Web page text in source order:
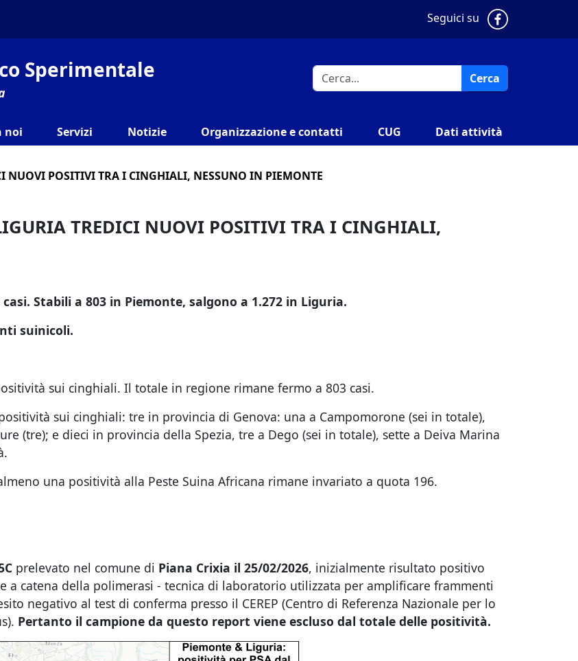
Seguici su Pagina
Sperimentale Cerca
noi Servizi Notizie Organizzazione e contatti CUG
Dati attività
NUOVI POSITIVI TRA I CINGHIALI, NESSUNO IN PIEMONTE
TREDICI NUOVI POSITIVI TRA I CINGHIALI,
Stabili a 803 in Piemonte, salgono a 1.272 in Liguria.
suinicoli.
sui cinghiali. Il totale in regione rimane fermo a 803 casi.
sui cinghiali: tre in provincia di Genova: una a Campomorone (sei in totale),
(tre); e dieci in provincia della Spezia, tre a Dego (sei in totale), sette a Deiva Marina
una positività alla Peste Suina Africana rimane invariato a quota 196.
prelevato nel comune di Piana Crixia il 25/02/2026, inizialmente risultato positivo
a catena della polimerasi - tecnica di laboratorio utilizzata per amplificare frammenti
negativo al test di conferma presso il CEREP (Centro di Referenza Nazionale per lo
Pertanto il campione da questo report viene escluso dal totale delle positività.